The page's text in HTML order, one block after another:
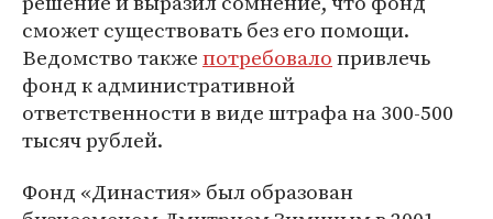
сможет существовать без его помощи.
Ведомство такжепотребовалопривлечь
фонд к административной
ответственности в виде штрафа на 300-500
тысяч рублей.
Фонд «Династия» был образован